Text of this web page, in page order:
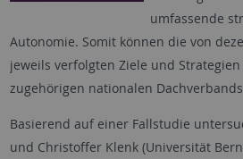
umfassende
Autonomie. Somit können die von
jeweils verfolgten Ziele und
zugehörigen nationalen
Basierend auf einer Fallstudie
und Christoffer Klenk (Universität